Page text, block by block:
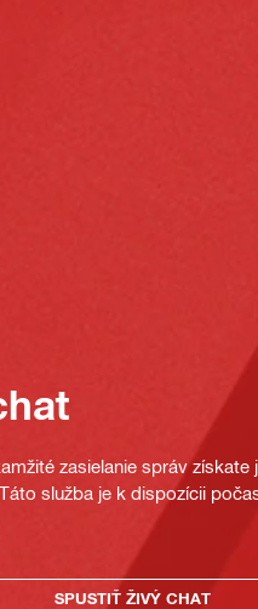
zasielanie správ
služba je k dispozícii
SPUSTIŤ ŽIVÝ CHAT